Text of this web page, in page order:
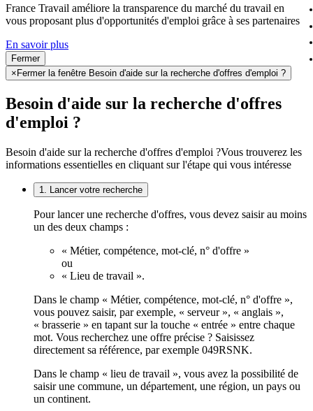
France Travail améliore la transparence du marché du travail en
vous proposant plus d'opportunités d'emploi grâce à ses partenaires
En savoir plus
Fermer
× Fermer la fenêtre Besoin d'aide sur la recherche d'offres d'emploi ?
Besoin d'aide sur la recherche d'offres
d'emploi ?
Besoin d'aide sur la recherche d'offres d'emploi ?Vous trouverez les
informations essentielles en cliquant sur l'étape qui vous intéresse
1. Lancer votre recherche
Pour lancer une recherche d'offres, vous devez saisir au moins
un des deux champs :
« Métier, compétence, mot-clé, n° d'offre »
ou
« Lieu de travail ».
Dans le champ « Métier, compétence, mot-clé, n° d'offre »,
vous pouvez saisir, par exemple, « serveur », « anglais »,
« brasserie » en tapant sur la touche « entrée » entre chaque
mot. Vous recherchez une offre précise ? Saisissez
directement sa référence, par exemple 049RSNK.
Dans le champ « lieu de travail », vous avez la possibilité de
saisir une commune, un département, une région, un pays ou
un continent.